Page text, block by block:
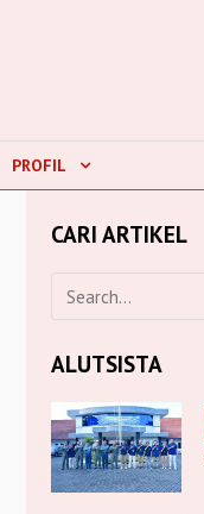
PROFIL
CARI ARTIKEL
ALUTSISTA